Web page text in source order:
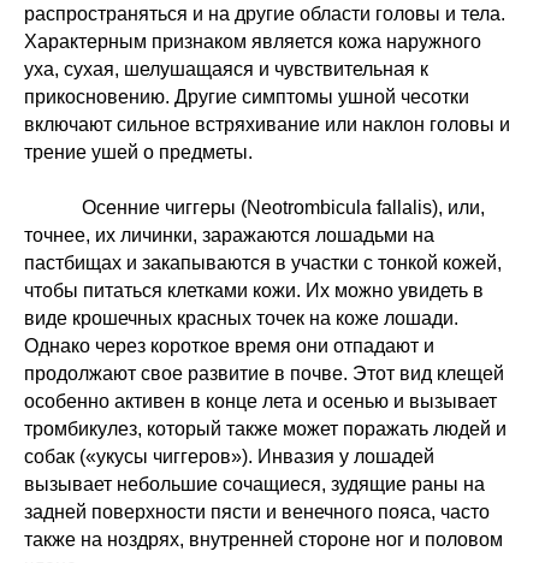
распространяться и на другие области головы и тела.
Характерным признаком является кожа наружного
уха, сухая, шелушащаяся и чувствительная к
прикосновению. Другие симптомы ушной чесотки
включают сильное встряхивание или наклон головы и
трение ушей о предметы.
Осенние чиггеры (Neotrombicula fallalis), или,
точнее, их личинки, заражаются лошадьми на
пастбищах и закапываются в участки с тонкой кожей,
чтобы питаться клетками кожи. Их можно увидеть в
виде крошечных красных точек на коже лошади.
Однако через короткое время они отпадают и
продолжают свое развитие в почве. Этот вид клещей
особенно активен в конце лета и осенью и вызывает
тромбикулез, который также может поражать людей и
собак («укусы чиггеров»). Инвазия у лошадей
вызывает небольшие сочащиеся, зудящие раны на
задней поверхности пясти и венечного пояса, часто
также на ноздрях, внутренней стороне ног и половом